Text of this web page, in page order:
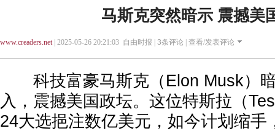
马斯克突然暗示 震撼美
www.creaders.net| 2025-05-26 20:21:03 自由时报 | 3条评论 | 查看/发表评论
科技富豪马斯克（Elon Musk）
入，震撼美国政坛。这位特斯拉（
24大选挹注数亿美元，如今计划缩手